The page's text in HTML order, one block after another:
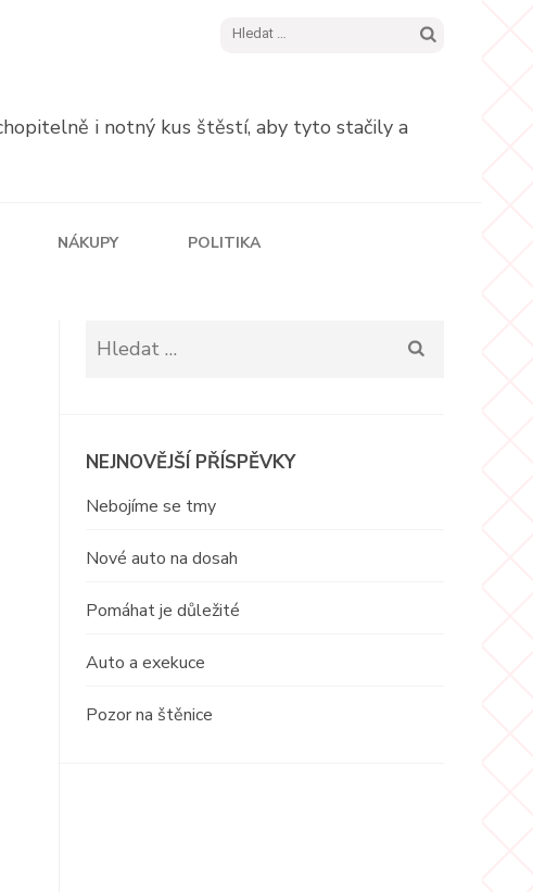
Vyhledávání
i notný kus štěstí, aby tyto stačily a
NÁKUPY POLITIKA
Vyhledávání
NEJNOVĚJŠÍ PŘÍSPĚVKY
Nebojíme se tmy
Nové auto na dosah
Pomáhat je důležité
Auto a exekuce
Pozor na štěnice